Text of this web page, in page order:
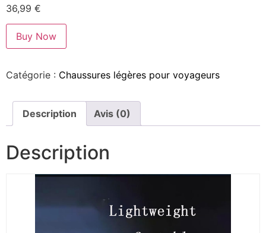
36,99 €
Buy Now
Catégorie : Chaussures légères pour voyageurs
Description Avis (0)
Description